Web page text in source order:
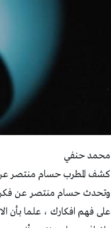
محمد حنفي
كشف المطرب حسام منتصر عن
وتحدث حسام منتصر عن فكرة
على فهم افكارك ، علما بأن